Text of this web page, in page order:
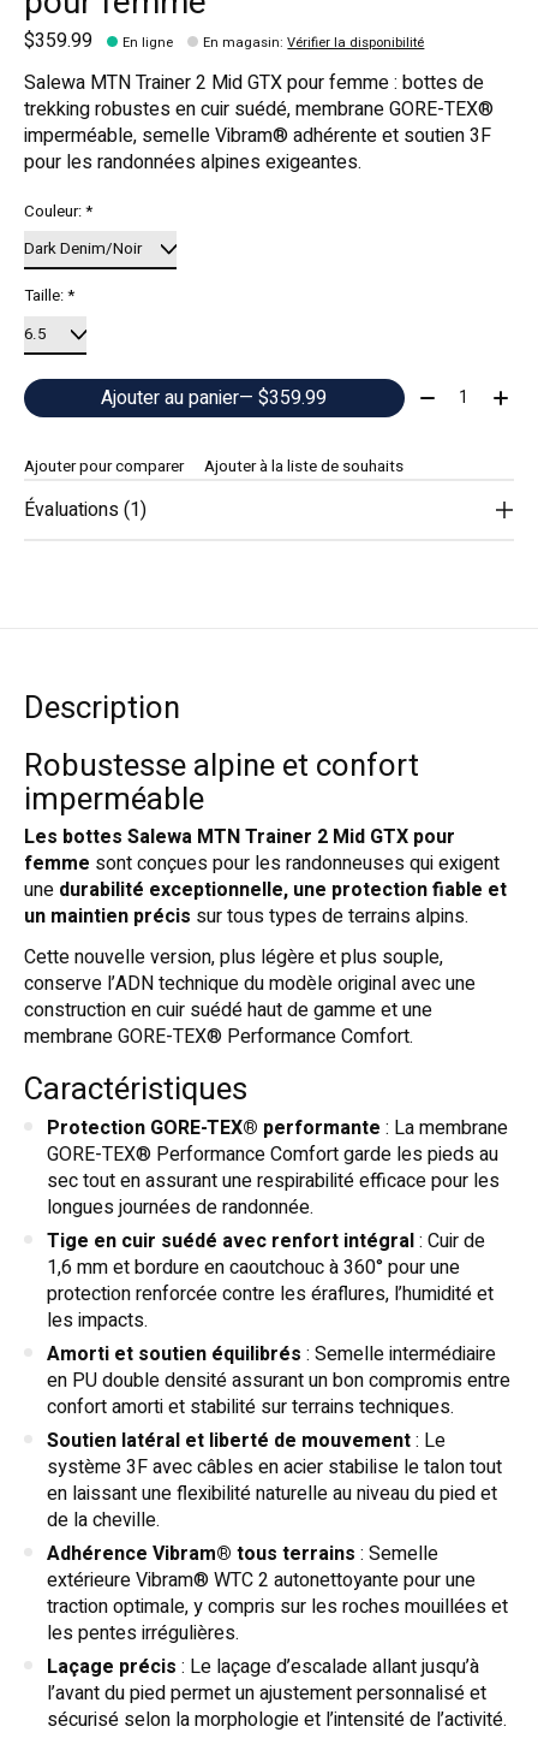
$359.99 En ligne En magasin:Vérifier la disponibilité
Salewa MTN Trainer 2 Mid GTX pour femme : bottes de
trekking robustes en cuir suédé, membrane GORE-TEX®
imperméable, semelle Vibram® adhérente et soutien 3F
pour les randonnées alpines exigeantes.
Couleur:*
Taille:*
Ajouter au panier — $359.99 Quantité:
Ajouter pour comparer Ajouter à la liste de souhaits
Évaluations (1)
Description
Robustesse alpine et confort
imperméable
Les bottes Salewa MTN Trainer 2 Mid GTX pour
femme sont conçues pour les randonneuses qui exigent
une durabilité exceptionnelle, une protection fiable et
un maintien précis sur tous types de terrains alpins.
Cette nouvelle version, plus légère et plus souple,
conserve l’ADN technique du modèle original avec une
construction en cuir suédé haut de gamme et une
membrane GORE-TEX® Performance Comfort.
Caractéristiques
Protection GORE-TEX® performante : La membrane
GORE-TEX® Performance Comfort garde les pieds au
sec tout en assurant une respirabilité efficace pour les
longues journées de randonnée.
Tige en cuir suédé avec renfort intégral: Cuir de
1,6 mm et bordure en caoutchouc à 360° pour une
protection renforcée contre les éraflures, l’humidité et
les impacts.
Amorti et soutien équilibrés : Semelle intermédiaire
en PU double densité assurant un bon compromis entre
confort amorti et stabilité sur terrains techniques.
Soutien latéral et liberté de mouvement: Le
système 3F avec câbles en acier stabilise le talon tout
en laissant une flexibilité naturelle au niveau du pied et
de la cheville.
Adhérence Vibram® tous terrains : Semelle
extérieure Vibram® WTC 2 autonettoyante pour une
traction optimale, y compris sur les roches mouillées et
les pentes irrégulières.
Laçage précis : Le laçage d’escalade allant jusqu’à
l’avant du pied permet un ajustement personnalisé et
sécurisé selon la morphologie et l’intensité de l’activité.